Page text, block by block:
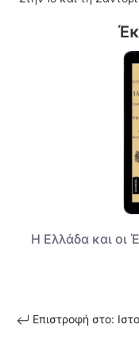
Η Ελλάδα και οι
Επιστροφή στο: